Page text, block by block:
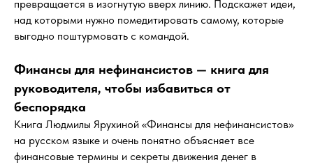
превращается в изогнутую вверх линию. Подскажет идеи,
над которыми нужно помедитировать самому, которые
выгодно поштурмовать с командой.
Финансы для нефинансистов — книга для
руководителя, чтобы избавиться от
беспорядка
Книга Людмилы Ярухиной «Финансы для нефинансистов»
на русском языке и очень понятно объясняет все
финансовые термины и секреты движения денег в